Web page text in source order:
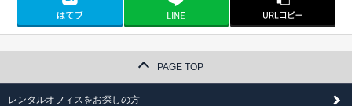
PAGE TOP
レンタルオフィスをお探しの方